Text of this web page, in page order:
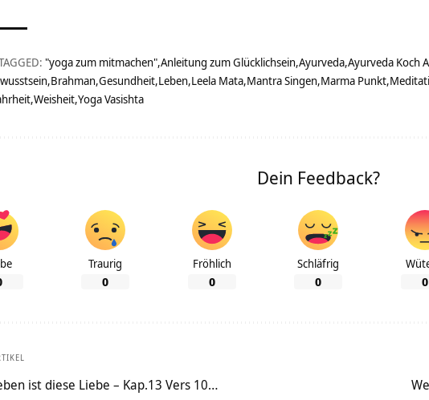
"yoga zum mitmachen" Anleitung zum Glücklichsein Ayurveda Ayurveda Koch
Brahman Gesundheit Leben Leela Mata Mantra Singen Marma Punkt
Weisheit Yoga Vasishta
Dein Feedback?
Traurig
0
Fröhlich
0
Schläfrig
0 0
ist diese Liebe – Kap.13 Vers 10…